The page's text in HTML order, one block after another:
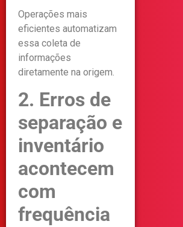
Operações mais
eficientes automatizam
essa coleta de
informações
diretamente na origem.
2. Erros de
separação e
inventário
acontecem
com
frequência